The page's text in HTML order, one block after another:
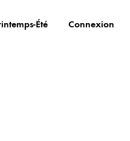
Été Connexion